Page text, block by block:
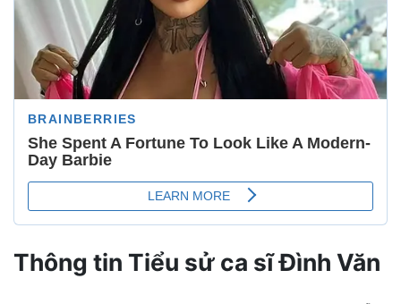
Thông tin Tiểu sử ca sĩ Đình Văn